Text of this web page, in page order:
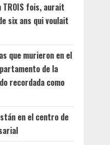
TROIS fois, aurait
six ans qui voulait
que murieron en el
de la
recordada como
en el centro de